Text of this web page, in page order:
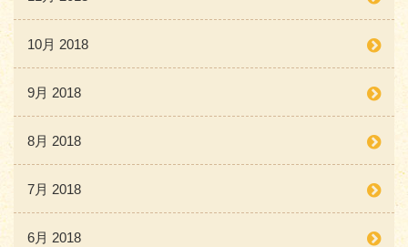
10月 2018
9月 2018
8月 2018
7月 2018
6月 2018